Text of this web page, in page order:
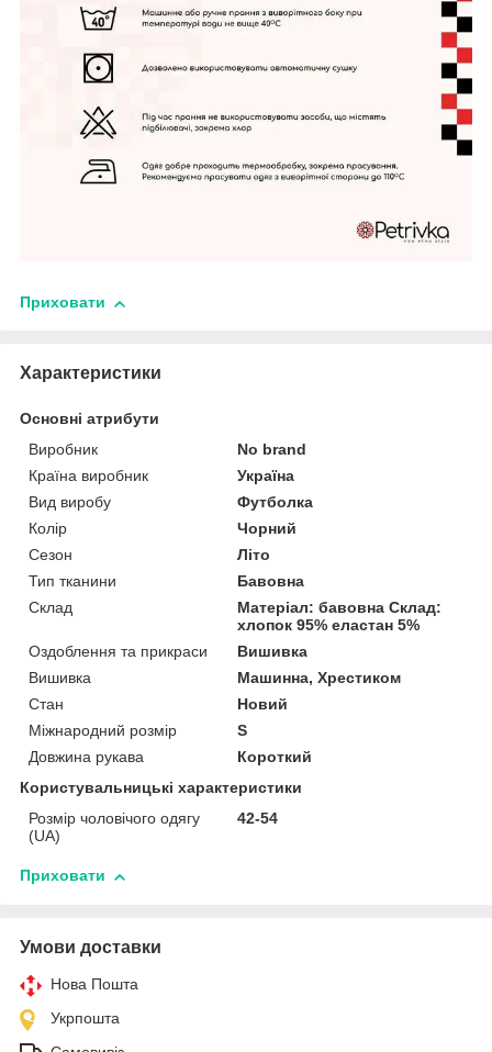
Приховати
Характеристики
Основні атрибути
Виробник
No brand
Країна виробник
Україна
Вид виробу
Футболка
Колір
Чорний
Сезон
Літо
Тип тканини
Бавовна
Склад
Матеріал: бавовна Склад:
хлопок 95% еластан 5%
Оздоблення та прикраси
Вишивка
Вишивка
Машинна, Хрестиком
Стан
Новий
Міжнародний розмір
S
Довжина рукава
Короткий
Користувальницькі характеристики
Розмір чоловічого одягу
(UA)
42-54
Приховати
Умови доставки
Нова Пошта
Укрпошта